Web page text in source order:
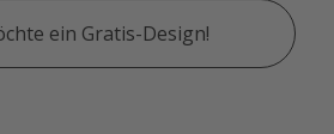
ein Gratis-Design!